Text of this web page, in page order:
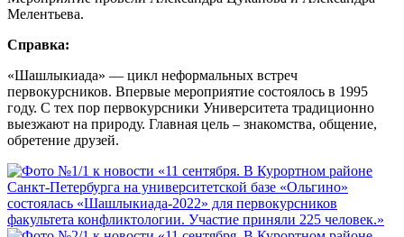
Мелентьева.
Справка:
«Шашлыкиада» — цикл неформальных встреч
первокурсников. Впервые мероприятие состоялось в 1995
году. С тех пор первокурсники Университета традиционно
выезжают на природу. Главная цель – знакомства, общение,
обретение друзей.